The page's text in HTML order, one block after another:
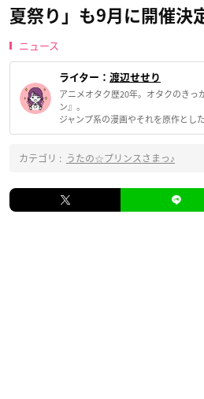
夏祭り」も9月に開催決
ニュース
ライター： 渡辺せせり
アニメオタク歴20年。オタクのきっ
ン』。
ジャンプ系の漫画やそれを原作とし
カテゴリ : うたの☆プリンスさまっ♪